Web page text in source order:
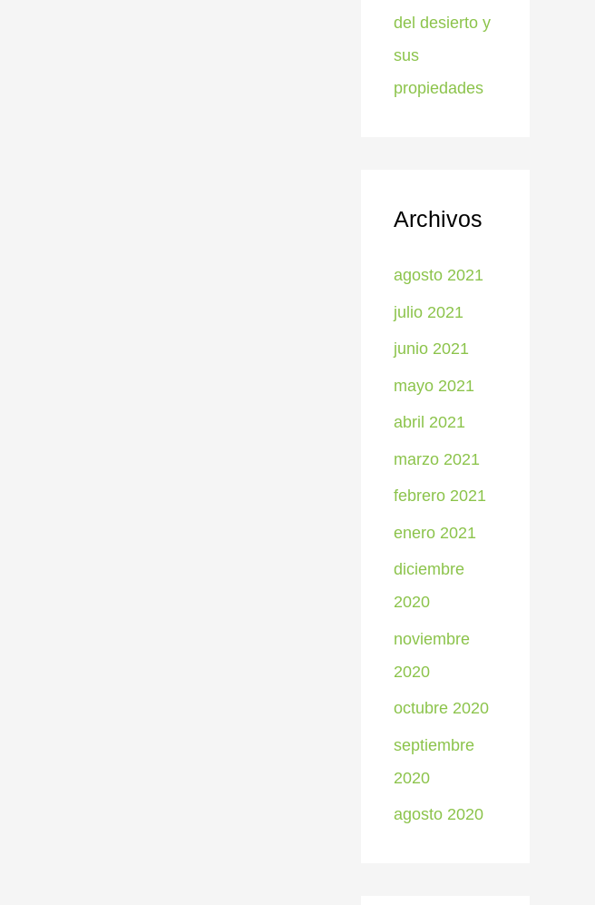
del desierto y
sus
propiedades
Archivos
agosto 2021
julio 2021
junio 2021
mayo 2021
abril 2021
marzo 2021
febrero 2021
enero 2021
diciembre
2020
noviembre
2020
octubre 2020
septiembre
2020
agosto 2020